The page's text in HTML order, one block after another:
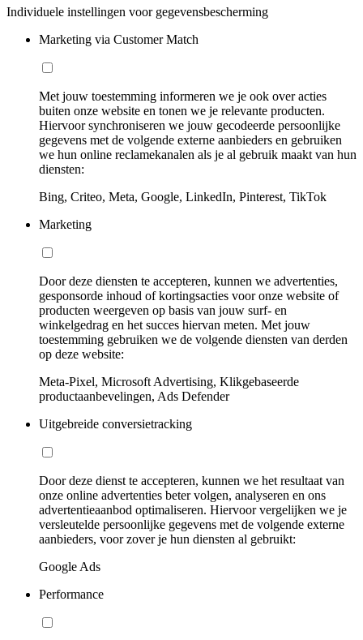
Individuele instellingen voor gegevensbescherming
Marketing via Customer Match
Met jouw toestemming informeren we je ook over acties
buiten onze website en tonen we je relevante producten.
Hiervoor synchroniseren we jouw gecodeerde persoonlijke
gegevens met de volgende externe aanbieders en gebruiken
we hun online reclamekanalen als je al gebruik maakt van hun
diensten:
Bing, Criteo, Meta, Google, LinkedIn, Pinterest, TikTok
Marketing
Door deze diensten te accepteren, kunnen we advertenties,
gesponsorde inhoud of kortingsacties voor onze website of
producten weergeven op basis van jouw surf- en
winkelgedrag en het succes hiervan meten. Met jouw
toestemming gebruiken we de volgende diensten van derden
op deze website:
Meta-Pixel, Microsoft Advertising, Klikgebaseerde
productaanbevelingen, Ads Defender
Uitgebreide conversietracking
Door deze dienst te accepteren, kunnen we het resultaat van
onze online advertenties beter volgen, analyseren en ons
advertentieaanbod optimaliseren. Hiervoor vergelijken we je
versleutelde persoonlijke gegevens met de volgende externe
aanbieders, voor zover je hun diensten al gebruikt:
Google Ads
Performance